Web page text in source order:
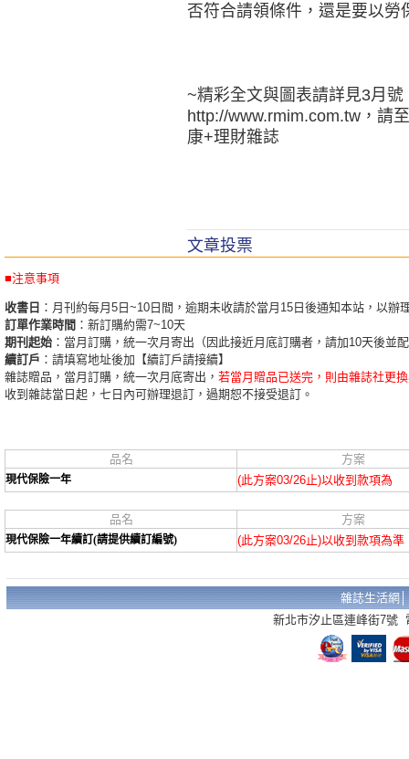
否符合請領條件，還是要以勞
~精彩全文與圖表請詳見3月
http://www.rmim.com.tw，請
康+理財雜誌
文章投票
■注意事項
收書日 ：月刊約每月5日~10日間，逾期未收請於當月15日後通知本站，以辦
訂單作業時間 ：新訂購約需7~10天
期刊起始 ：當月訂購，統一次月寄出（因此接近月底訂購者，請加10天後並
續訂戶 ：請填寫地址後加【續訂戶請接續】
雜誌贈品，當月訂購，統一次月底寄出， 若當月贈品已送完，則由雜誌社更
收到雜誌當日起，七日內可辦理退訂，過期恕不接受退訂。
品名 方案
現代保險一年 (此方案03/26止)以收到款項為
品名 方案
現代保險一年續訂(請提供續訂編號) (此方案03/26止)以收到款項為準
雜誌生活網
新北市汐止區連峰街7號